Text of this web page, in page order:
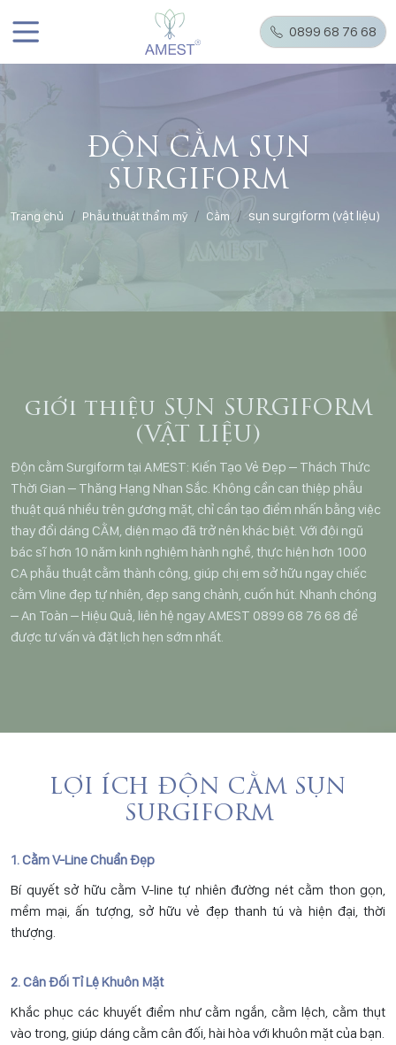
0899 68 76 68
ĐỘN CẰM SỤN
SURGIFORM
Trang chủ Phẫu thuật thẩm mỹ Cằm sụn surgiform (vật liệu)
giới thiệu SỤN SURGIFORM
(VẬT LIỆU)
Độn cằm Surgiform tại AMEST: Kiến Tạo Vẻ Đẹp – Thách Thức
Thời Gian – Thăng Hạng Nhan Sắc. Không cần can thiệp phẫu
thuật quá nhiều trên gương mặt, chỉ cần tạo điểm nhấn bằng việc
thay đổi dáng CẰM, diện mạo đã trở nên khác biệt. Với đội ngũ
bác sĩ hơn 10 năm kinh nghiệm hành nghề, thực hiện hơn 1000
CA phẫu thuật cằm thành công, giúp chị em sở hữu ngay chiếc
cằm Vline đẹp tự nhiên, đẹp sang chảnh, cuốn hút. Nhanh chóng
– An Toàn – Hiệu Quả, liên hệ ngay AMEST 0899 68 76 68 để
được tư vấn và đặt lịch hẹn sớm nhất.
LỢI ÍCH ĐỘN CẰM SỤN
SURGIFORM
1. Cằm V-Line Chuẩn Đẹp
Bí quyết sở hữu cằm V-line tự nhiên đường nét cằm thon gọn,
mềm mại, ấn tượng, sở hữu vẻ đẹp thanh tú và hiện đại, thời
thượng.
2. Cân Đối Tỉ Lệ Khuôn Mặt
Khắc phục các khuyết điểm như cằm ngắn, cằm lệch, cằm thụt
vào trong, giúp dáng cằm cân đối, hài hòa với khuôn mặt của bạn.